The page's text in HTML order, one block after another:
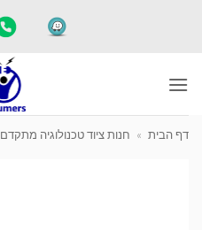
דף הבית » חנות ציוד טכנולוגיה מתקדם